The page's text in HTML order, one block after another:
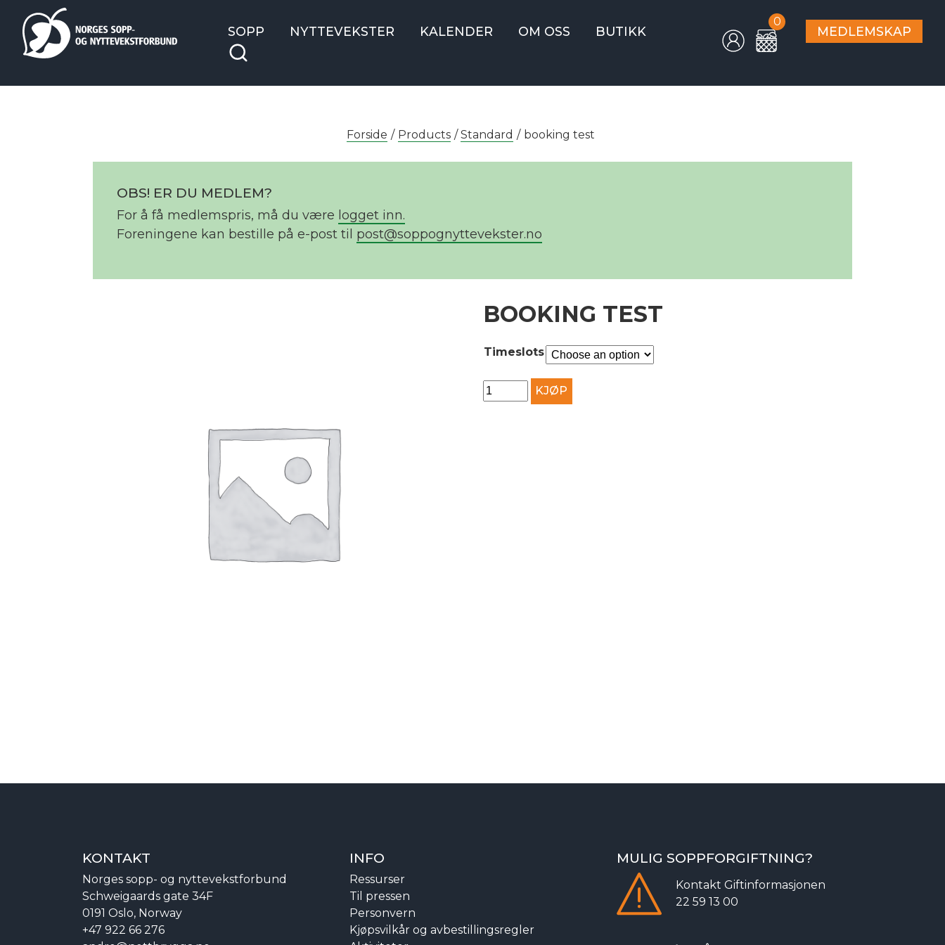
SOPP NYTTEVEKSTER KALENDER OM OSS BUTIKK
0
MEDLEMSKAP
Forside / Products / Standard / booking test
OBS! ER DU MEDLEM?
For å få medlemspris, må du være logget inn.
Foreningene kan bestille på e-post til post@soppognyttevekster.no
BOOKING TEST
Timeslots
booking
test
KJØP
KONTAKT
Norges sopp- og nyttevekstforbund
Schweigaards gate 34F
0191 Oslo, Norway
+47 922 66 276
INFO
Ressurser
Til pressen
Personvern
Kjøpsvilkår og avbestillingsregler
MULIG SOPPFORGIFTNING?
Kontakt Giftinformasjonen
22 59 13 00